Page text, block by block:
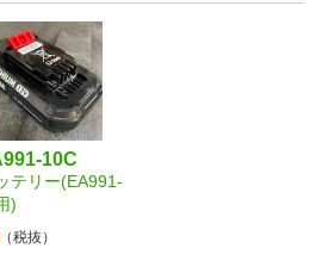
10C
テリー(EA991-
)
（税抜）